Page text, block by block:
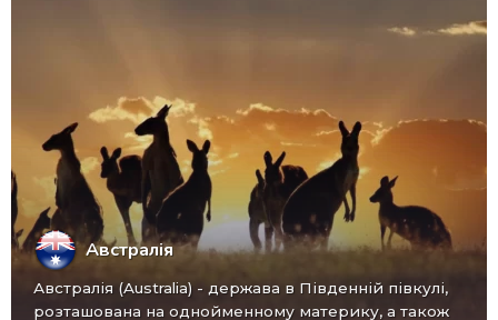
Австралія
Австралія (Australia) - ​​держава в Південній півкулі,
розташована на однойменному материку, а також